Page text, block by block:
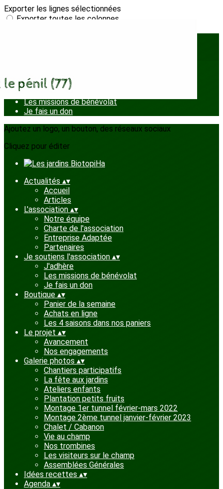
Exporter les lignes sélectionnées
Exporter toutes les colonnes
J'adhère
Les missions de bénévolat
Je fais un don
Ajoutez un logo, un bouton, des réseaux sociaux
Cliquez pour éditer
Actualités ▴▾
Accueil
Articles
L'association ▴▾
Notre équipe
Charte de l'association
Entreprise Adaptée
Partenaires
Je soutiens l'association ▴▾
J'adhère
Les missions de bénévolat
Je fais un don
Boutique ▴▾
Panier de la semaine
Achats en ligne
Les 4 saisons dans nos paniers
Le projet ▴▾
Avancement
Nos engagements
Galerie photos ▴▾
Chantiers participatifs
La fête aux jardins
Ateliers enfants
Plantation petits fruits
Montage 1er tunnel février-mars 2022
Montage 2ème tunnel janvier-février 2023
Chalet / Cabanon
Vie au champ
Nos trombines
Les visiteurs sur le champ
Assemblées Générales
Idées recettes ▴▾
Agenda ▴▾